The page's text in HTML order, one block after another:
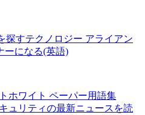
探すテクノロジー アライアン
ーになる(英語)
ホワイト ペーパー用語集
ュリティの最新ニュースを読